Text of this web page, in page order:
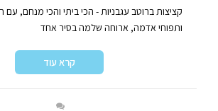
קציצות ברוטב עגבניות - הכי ביתי והכי מנחם,
ותפוחי אדמה, ארוחה שלמה בסיר אחד
קרא עוד